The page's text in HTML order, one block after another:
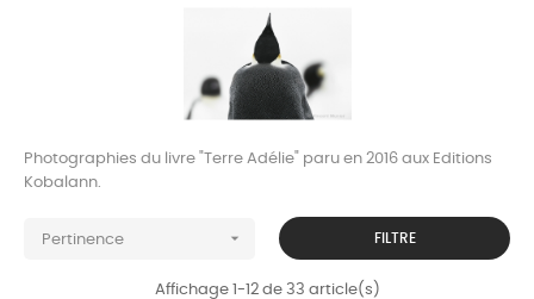
Photographies du livre "Terre Adélie" paru en 2016 aux Editions
Kobalann.
Pertinence  FILTRE
Affichage 1-12 de 33 article(s)